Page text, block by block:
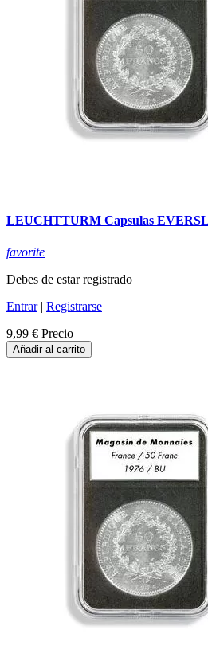
LEUCHTTURM Capsulas
favorite
Debes de estar registrado
Entrar| Registrarse
9,99 € Precio
Añadir al carrito